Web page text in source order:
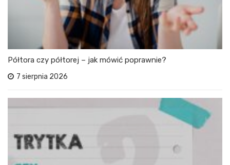
Półtora czy półtorej – jak mówić poprawnie?
7 sierpnia 2026